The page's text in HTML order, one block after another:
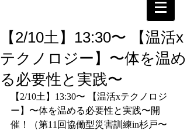
【2/10土】13:30〜 【温活x
テクノロジー】〜体を温め
る必要性と実践〜
【2/10土】13:30〜 【温活xテクノロジ
ー】〜体を温める必要性と実践〜開
催！（第11回協働型災害訓練in杉戸〜